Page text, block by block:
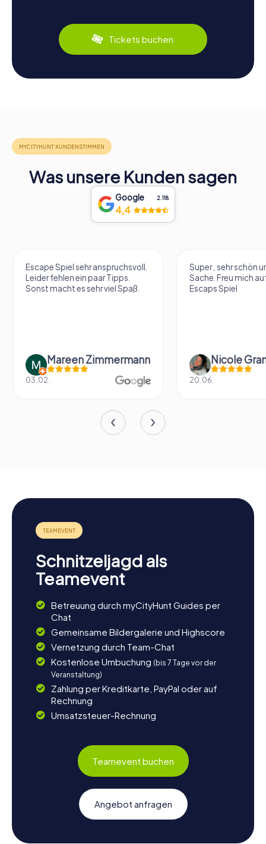
Tickets buchen
Was unsere Kunden sagen
Google 2.118
4,4
Escape Spiel sehr anspruchsvoll.
Leider fehlen ein paar Tipps.
Sonst macht es sehr viel Spaß.
Mareen Zimmermann
03.02.
Super , sehr schön
Sache. Freu mich
Escaps Spiel
Nicole
20.06.
Schnitzeljagd als
Teamevent
Betreuung durch myCityHunt Guides per
Chat
Gemeinsame Bildergalerie und Highscore
Vernetzung durch Team-Chat
Kostenlose Umbuchung (bis 7 Tage vor der
Veranstaltung)
Zahlung per Kreditkarte, PayPal oder auf
Rechnung
Umsatzsteuer-Rechnung
Teamevent buchen
Angebot anfragen